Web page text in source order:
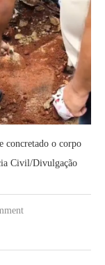
concretado o corpo
Civil/Divulgação